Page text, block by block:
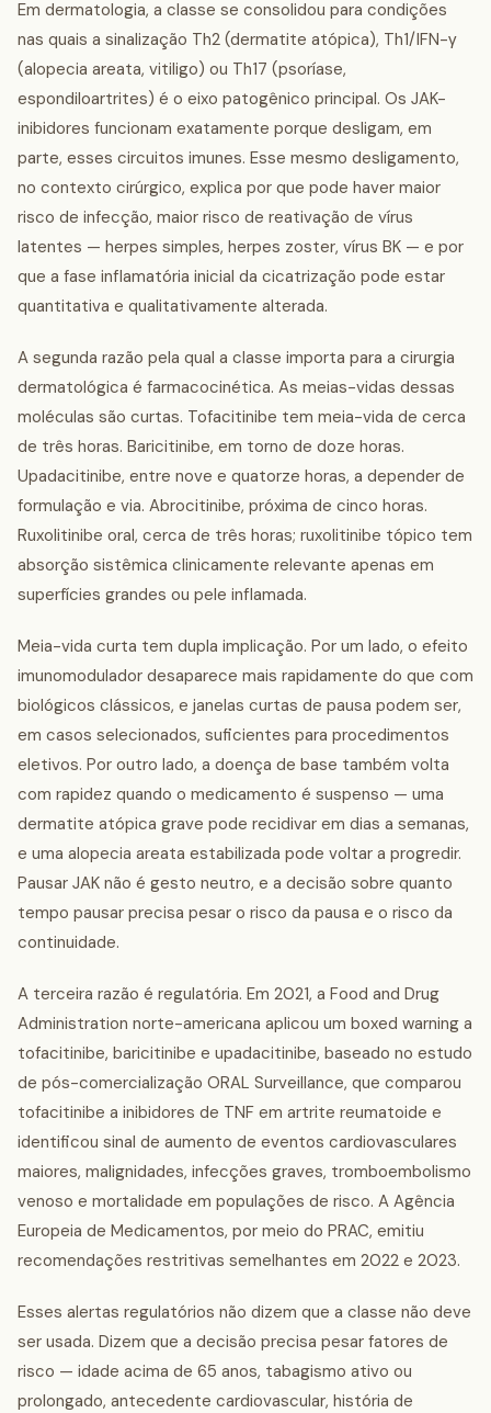
Em dermatologia, a classe se consolidou para condições
nas quais a sinalização Th2 (dermatite atópica), Th1/IFN-γ
(alopecia areata, vitiligo) ou Th17 (psoríase,
espondiloartrites) é o eixo patogênico principal. Os JAK-
inibidores funcionam exatamente porque desligam, em
parte, esses circuitos imunes. Esse mesmo desligamento,
no contexto cirúrgico, explica por que pode haver maior
risco de infecção, maior risco de reativação de vírus
latentes — herpes simples, herpes zoster, vírus BK — e por
que a fase inflamatória inicial da cicatrização pode estar
quantitativa e qualitativamente alterada.
A segunda razão pela qual a classe importa para a cirurgia
dermatológica é farmacocinética. As meias-vidas dessas
moléculas são curtas. Tofacitinibe tem meia-vida de cerca
de três horas. Baricitinibe, em torno de doze horas.
Upadacitinibe, entre nove e quatorze horas, a depender de
formulação e via. Abrocitinibe, próxima de cinco horas.
Ruxolitinibe oral, cerca de três horas; ruxolitinibe tópico tem
absorção sistêmica clinicamente relevante apenas em
superfícies grandes ou pele inflamada.
Meia-vida curta tem dupla implicação. Por um lado, o efeito
imunomodulador desaparece mais rapidamente do que com
biológicos clássicos, e janelas curtas de pausa podem ser,
em casos selecionados, suficientes para procedimentos
eletivos. Por outro lado, a doença de base também volta
com rapidez quando o medicamento é suspenso — uma
dermatite atópica grave pode recidivar em dias a semanas,
e uma alopecia areata estabilizada pode voltar a progredir.
Pausar JAK não é gesto neutro, e a decisão sobre quanto
tempo pausar precisa pesar o risco da pausa e o risco da
continuidade.
A terceira razão é regulatória. Em 2021, a Food and Drug
Administration norte-americana aplicou um boxed warning a
tofacitinibe, baricitinibe e upadacitinibe, baseado no estudo
de pós-comercialização ORAL Surveillance, que comparou
tofacitinibe a inibidores de TNF em artrite reumatoide e
identificou sinal de aumento de eventos cardiovasculares
maiores, malignidades, infecções graves, tromboembolismo
venoso e mortalidade em populações de risco. A Agência
Europeia de Medicamentos, por meio do PRAC, emitiu
recomendações restritivas semelhantes em 2022 e 2023.
Esses alertas regulatórios não dizem que a classe não deve
ser usada. Dizem que a decisão precisa pesar fatores de
risco — idade acima de 65 anos, tabagismo ativo ou
prolongado, antecedente cardiovascular, história de